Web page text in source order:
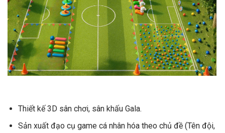
Thiết kế 3D sân chơi, sân khấu Gala.
Sản xuất đạo cụ game cá nhân hóa theo chủ đề (Tên đội,